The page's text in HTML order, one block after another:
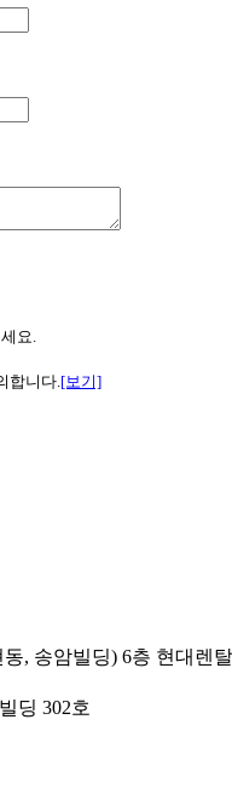
요.
합니다. [보기]
, 송암빌딩) 6층 현대렌
딩 302호